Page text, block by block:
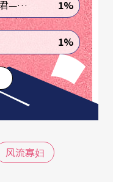
汉娜，却碍于身分
知汉娜却转而嫁给
即过世而继承了庞
的单身女郎。眼看
国库窘困的杰达遂
汉娜的财产不落入
法忘情于汉娜，
求汉娜而迟疑；
《转生到异世界成为嘉庆君—发现我的祖先是诈骗集团!?》 1%
1%
风流寡妇